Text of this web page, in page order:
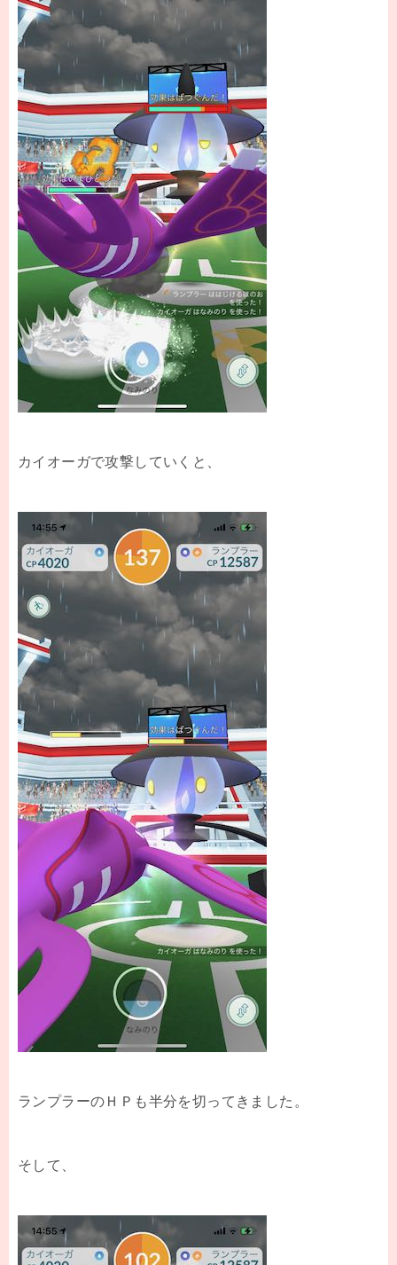
カイオーガで攻撃していくと、
ランプラーのＨＰも半分を切ってきました。
そして、